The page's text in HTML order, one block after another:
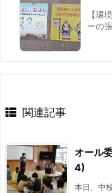
【環
ーの
関連記事
オール
4)
本日、中